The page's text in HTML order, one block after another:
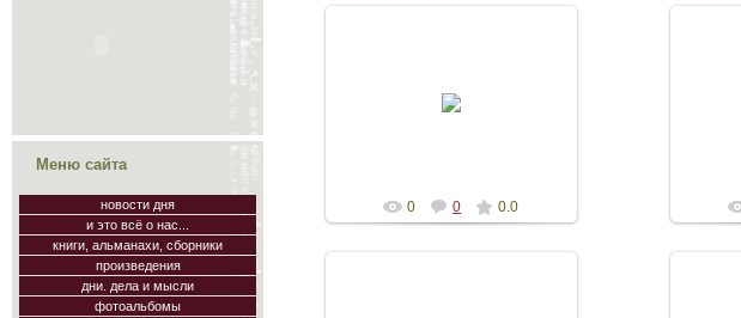
Меню сайта
новости дня
и это всё о нас...
книги, альманахи, сборники
произведения
дни. дела и мысли
фотоальбомы
0 0 0.0